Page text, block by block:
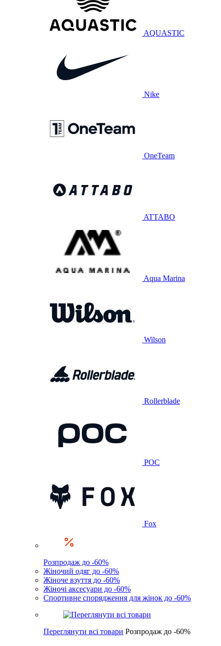
AQUASTIC
Nike
OneTeam
ATTABO
Aqua Marina
Wilson
Rollerblade
POC
Fox
Розпродаж до -60%
Жіночий одяг до -60%
Жіноче взуття до -60%
Жіночі аксесуари до -60%
Спортивне спорядження для жінок до -60%
Переглянути всі товари Розпродаж до -60%